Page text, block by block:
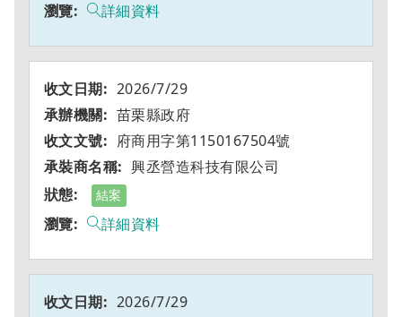
詳細資料
2026/7/29
苗栗縣政府
府商用字第1150167504號
興丞營造科技有限公司
結案
詳細資料
2026/7/29